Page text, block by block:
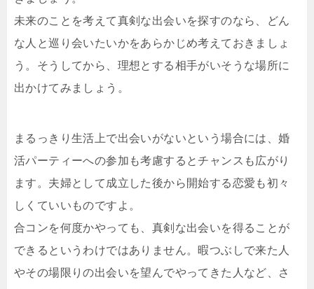
未来のことを考えて真剣な出会いを探すのなら、どん
な人と巡り会いたいかをあらかじめ考えておきましょ
う。そうしてから、理想とする相手がいそうな場所に
出かけてみましょう。
まるっきり生活上で出会いがないという場合には、婚
活パーティーへの参加も考慮するとチャンスも広がり
ます。夫婦として成立した後から開始する恋愛も初々
しくていいものですよ。
合コンを何度かやっても、真剣な出会いを得ることが
できるというわけではありません。暇つぶしで来た人
やその場限りの出会いを望んでやってきた人など、さ